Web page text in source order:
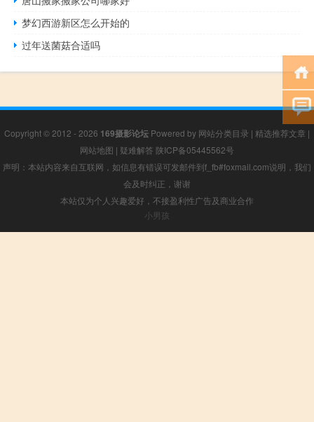
梦幻西游新区怎么开始的
过年送菌菇合适吗
Copyright © 2012 - 2026 169摄影论坛 Powered by 网站分类目录 | 精选推荐文章 |
网站地图 | 疑难解答 陕ICP备05445562号
声明：本站内容来自互联网，如信息有错误可发邮件到f_fb#foxmail.com说明，我们
会及时纠正，谢谢
本站仅为个人兴趣爱好，不接盈利性广告及商业合作
小男孩